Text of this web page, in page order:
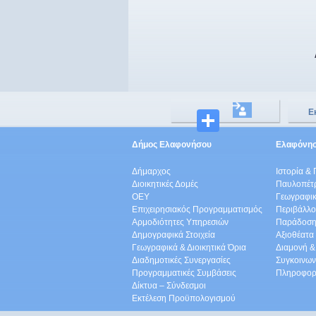
Δήμος Ελαφονήσου
Δήμαρχος
Διοικητικές Δομές
ΟEΥ
Επιχειρησιακός Προγραμματισμός
Αρμοδιότητες Υπηρεσιών
Δημογραφικά Στοιχεία
Γεωγραφικά & Διοικητικά Όρια
Διαδημοτικές Συνεργασίες
Προγραμματικές Συμβάσεις
Δίκτυα – Σύνδεσμοι
Εκτέλεση Προϋπολογισμού
Ιστορία &
Αξιοθέατα
Διαμονή